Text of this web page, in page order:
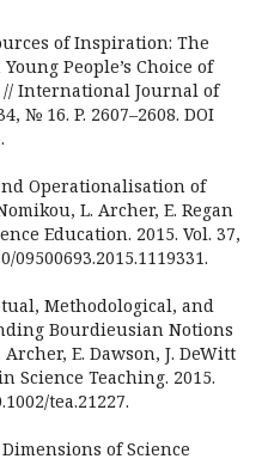
of Inspiration: The
People’s Choice of
// International Journal of
№ 16. P. 2607–2608. DOI
Operationalisation of
L. Archer, E. Regan
Education. 2015. Vol. 37,
09500693.2015.1119331.
Methodological, and
Bourdieusian Notions
E. Dawson, J. DeWitt
Science Teaching. 2015.
tea.21227.
of Science